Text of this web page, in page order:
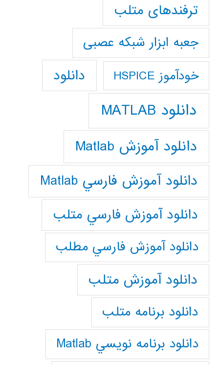
ترفندهای متلب
جعبه ابزار شبکه عصبی
خودآموز HSPICE دانلود
دانلود MATLAB
دانلود آموزش Matlab
دانلود آموزش فارسي Matlab
دانلود آموزش فارسي متلب
دانلود آموزش فارسي مطلب
دانلود آموزش متلب
دانلود برنامه متلب
دانلود برنامه نويسي Matlab